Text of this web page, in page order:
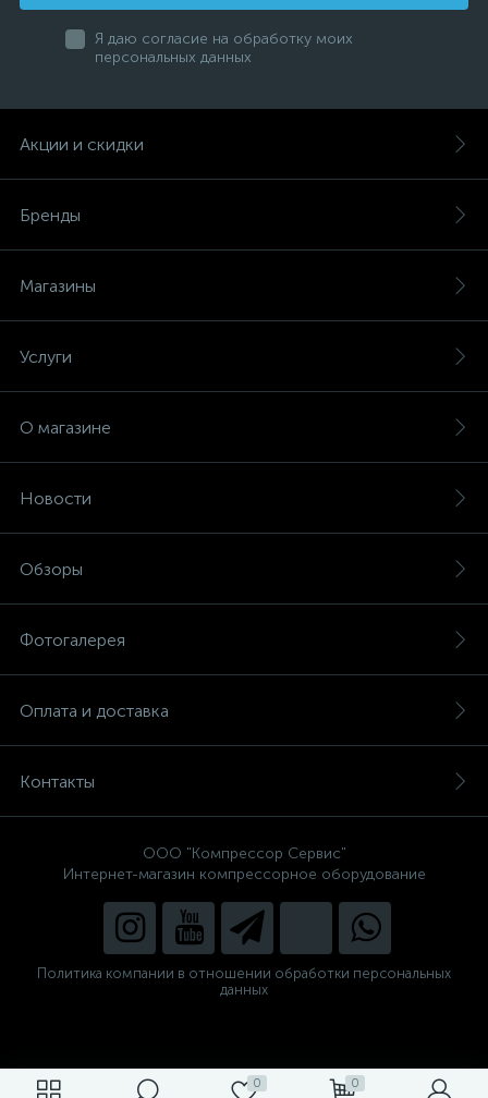
0 0
Я даю согласие на обработку моих
персональных данных
Акции и скидки
Бренды
Магазины
Услуги
О магазине
Новости
Обзоры
Фотогалерея
Оплата и доставка
Контакты
ООО "Компрессор Сервис"
Интернет-магазин компрессорное оборудование
Политика компании в отношении обработки персональных
данных